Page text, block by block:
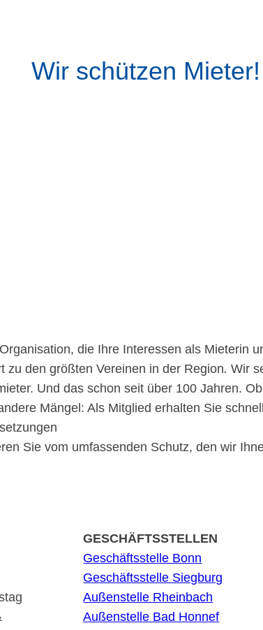
Wir schützen Mieter!
die Ihre Interessen als Mieterin
zu den größten Vereinen in der Region. Wir
Und das schon seit über 100 Jahren.
Mängel: Als Mitglied erhalten Sie
Sie vom umfassenden Schutz, den wir
GESCHÄFTSSTELLEN
Geschäftsstelle Bonn
Geschäftsstelle Siegburg
Außenstelle Rheinbach
Außenstelle Bad Honnef